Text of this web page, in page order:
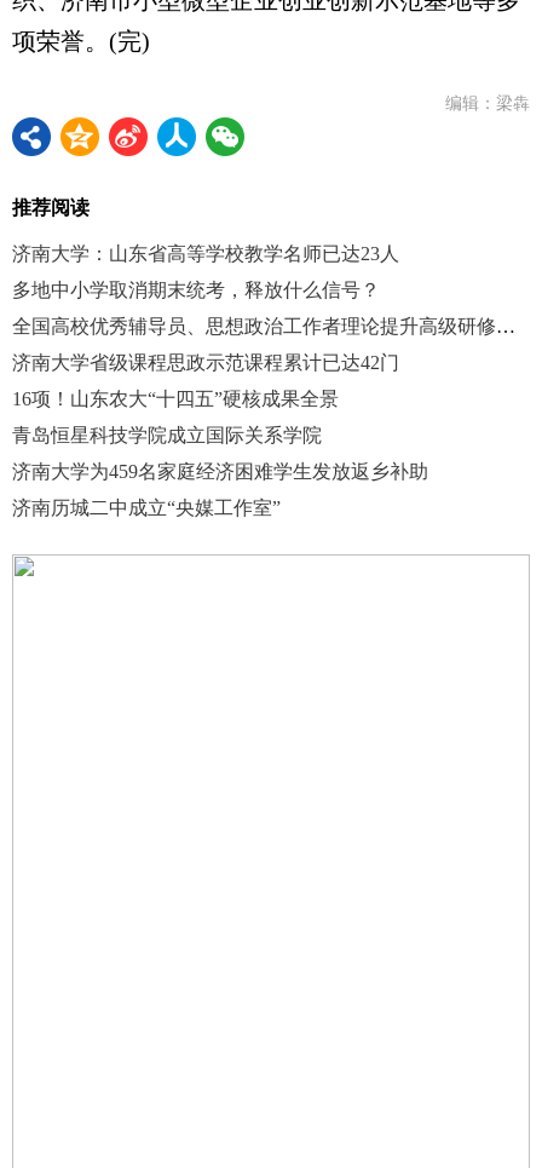
项荣誉。(完)
编辑：梁犇
推荐阅读
济南大学：山东省高等学校教学名师已达23人
多地中小学取消期末统考，释放什么信号？
全国高校优秀辅导员、思想政治工作者理论提升高级研修班在山大开办
济南大学省级课程思政示范课程累计已达42门
16项！山东农大“十四五”硬核成果全景
青岛恒星科技学院成立国际关系学院
济南大学为459名家庭经济困难学生发放返乡补助
济南历城二中成立“央媒工作室”